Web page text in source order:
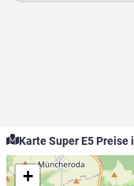
Karte Super E5 Preise
+